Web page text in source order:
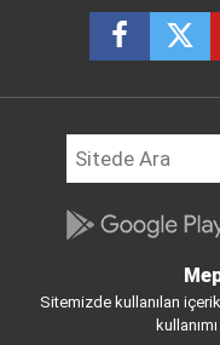
Sitemizde kullanılan